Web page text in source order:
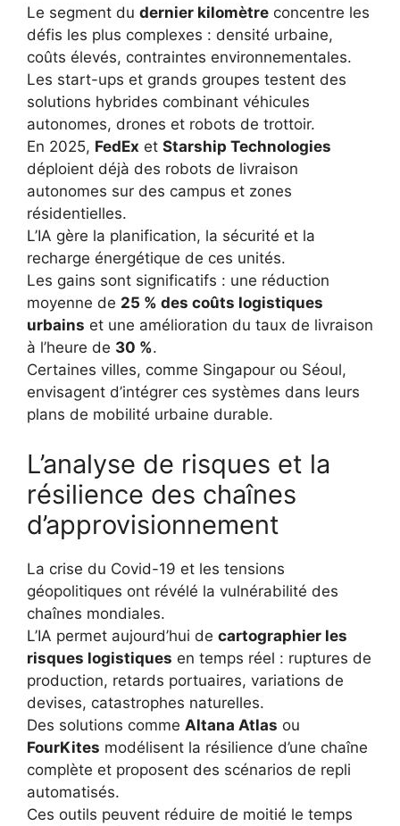
Le segment du dernier kilomètre concentre les
défis les plus complexes : densité urbaine,
coûts élevés, contraintes environnementales.
Les start-ups et grands groupes testent des
solutions hybrides combinant véhicules
autonomes, drones et robots de trottoir.
En 2025, FedEx et Starship Technologies
déploient déjà des robots de livraison
autonomes sur des campus et zones
résidentielles.
L’IA gère la planification, la sécurité et la
recharge énergétique de ces unités.
Les gains sont significatifs : une réduction
moyenne de 25 % des coûts logistiques
urbains et une amélioration du taux de livraison
à l’heure de 30 %.
Certaines villes, comme Singapour ou Séoul,
envisagent d’intégrer ces systèmes dans leurs
plans de mobilité urbaine durable.
L’analyse de risques et la
résilience des chaînes
d’approvisionnement
La crise du Covid-19 et les tensions
géopolitiques ont révélé la vulnérabilité des
chaînes mondiales.
L’IA permet aujourd’hui de cartographier les
risques logistiques en temps réel : ruptures de
production, retards portuaires, variations de
devises, catastrophes naturelles.
Des solutions comme Altana Atlas ou
FourKites modélisent la résilience d’une chaîne
complète et proposent des scénarios de repli
automatisés.
Ces outils peuvent réduire de moitié le temps